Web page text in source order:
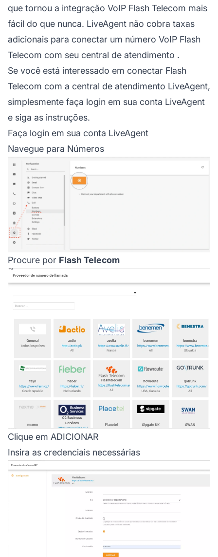
que tornou a integração VoIP Flash Telecom mais
fácil do que nunca. LiveAgent não cobra taxas
adicionais para conectar um número VoIP Flash
Telecom com seu central de atendimento .
Se você está interessado em conectar Flash
Telecom com a central de atendimento LiveAgent,
simplesmente faça login em sua conta LiveAgent
e siga as instruções.
Faça login em sua conta LiveAgent
Navegue para Números
Procure por Flash Telecom
Clique em ADICIONAR
Insira as credenciais necessárias